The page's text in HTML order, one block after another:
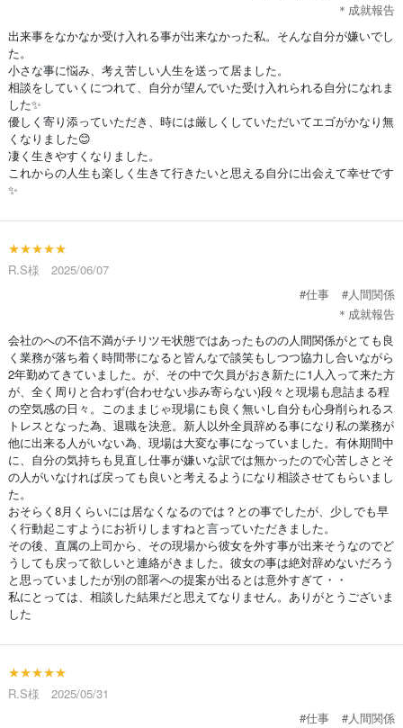
＊成就報告
出来事をなかなか受け入れる事が出来なかった私。そんな自分が嫌いでし
た。
小さな事に悩み、考え苦しい人生を送って居ました。
相談をしていくにつれて、自分が望んでいた受け入れられる自分になれま
した✨️
優しく寄り添っていただき、時には厳しくしていただいてエゴがかなり無
くなりました😊
凄く生きやすくなりました。
これからの人生も楽しく生きて行きたいと思える自分に出会えて幸せです
✨️
★★★★★
R.S様 2025/06/07
#仕事
#人間関係
＊成就報告
会社のへの不信不満がチリツモ状態ではあったものの人間関係がとても良
く業務が落ち着く時間帯になると皆んなで談笑もしつつ協力し合いながら
2年勤めてきていました。が、その中で欠員がおき新たに1人入って来た方
が、全く周りと合わず(合わせない歩み寄らない)段々と現場も息詰まる程
の空気感の日々。このままじゃ現場にも良く無いし自分も心身削られるス
トレスとなった為、退職を決意。新人以外全員辞める事になり私の業務が
他に出来る人がいない為、現場は大変な事になっていました。有休期間中
に、自分の気持ちも見直し仕事が嫌いな訳では無かったので心苦しさとそ
の人がいなければ戻っても良いと考えるようになり相談させてもらいまし
た。
おそらく8月くらいには居なくなるのでは？との事でしたが、少しでも早
く行動起こすようにお祈りしますねと言っていただきました。
その後、直属の上司から、その現場から彼女を外す事が出来そうなのでど
うしても戻って欲しいと連絡がきました。彼女の事は絶対辞めないだろう
と思っていましたが別の部署への提案が出るとは意外すぎて・・
私にとっては、相談した結果だと思えてなりません。ありがとうございま
した
★★★★★
R.S様 2025/05/31
#仕事
#人間関係